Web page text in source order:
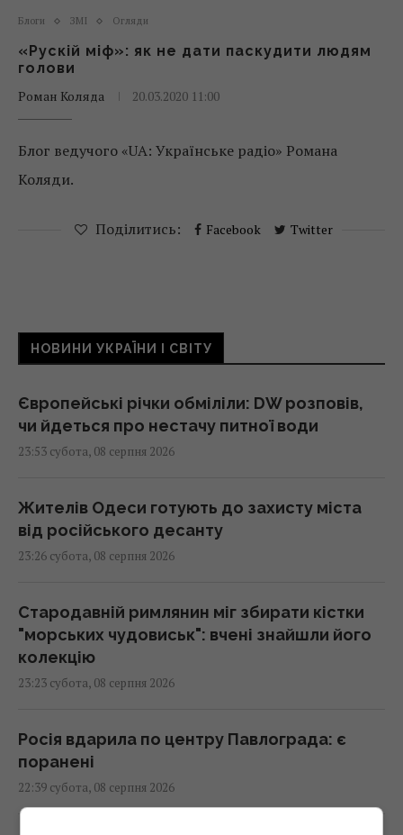
Блоги ЗМІ Огляди
«Рускій міф»: як не дати паскудити людям
голови
Роман Коляда
20.03.2020 11:00
Блог ведучого «UA: Українське радіо» Романа
Коляди.
Поділитись: Facebook Twitter
НОВИНИ УКРАЇНИ І СВІТУ
Європейські річки обміліли: DW розповів,
чи йдеться про нестачу питної води
23:53 субота, 08 серпня 2026
Жителів Одеси готують до захисту міста
від російського десанту
23:26 субота, 08 серпня 2026
Стародавній римлянин міг збирати кістки
"морських чудовиськ": вчені знайшли його
колекцію
23:23 субота, 08 серпня 2026
Росія вдарила по центру Павлограда: є
поранені
22:39 субота, 08 серпня 2026